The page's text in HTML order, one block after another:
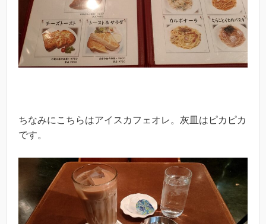
ちなみにこちらはアイスカフェオレ。灰皿はピカピカ
です。